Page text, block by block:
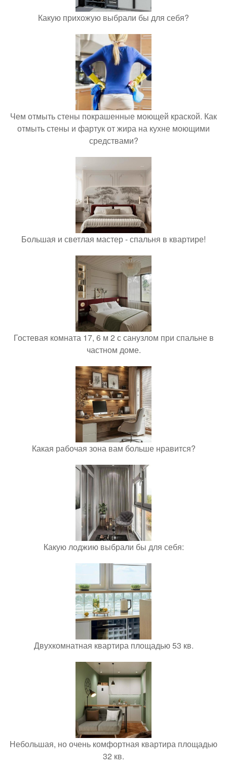
Какую прихожую выбрали бы для себя?
Чем отмыть стены покрашенные моющей краской. Как
отмыть стены и фартук от жира на кухне моющими
средствами?
Большая и светлая мастер - спальня в квартире!
Гостевая комната 17, 6 м 2 с санузлом при спальне в
частном доме.
Какая рабочая зона вам больше нравится?
Какую лоджию выбрали бы для себя:
Двухкомнатная квартира площадью 53 кв.
Небольшая, но очень комфортная квартира площадью
32 кв.